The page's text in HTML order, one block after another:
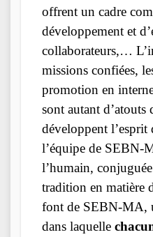
offrent un cadre
développement et
collaborateurs,…
missions confiées,
promotion en
sont autant
développent l’esprit
l’équipe de SEBN-
l’humain,
tradition en matière
font de SEBN-MA,
dans laquelle